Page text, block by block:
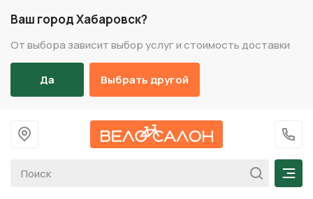
Ваш город Хабаровск?
От выбора зависит выбор услуг и стоимость доставки
Да Выбрать другой
На главную
+7